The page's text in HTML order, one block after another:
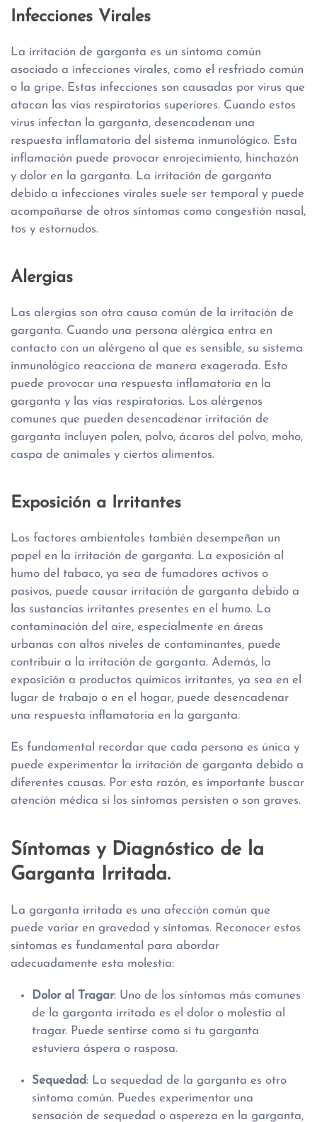
Infecciones Virales
La irritación de garganta es un síntoma común
asociado a infecciones virales, como el resfriado común
o la gripe. Estas infecciones son causadas por virus que
atacan las vías respiratorias superiores. Cuando estos
virus infectan la garganta, desencadenan una
respuesta inflamatoria del sistema inmunológico. Esta
inflamación puede provocar enrojecimiento, hinchazón
y dolor en la garganta. La irritación de garganta
debido a infecciones virales suele ser temporal y puede
acompañarse de otros síntomas como congestión nasal,
tos y estornudos.
Alergias
Las alergias son otra causa común de la irritación de
garganta. Cuando una persona alérgica entra en
contacto con un alérgeno al que es sensible, su sistema
inmunológico reacciona de manera exagerada. Esto
puede provocar una respuesta inflamatoria en la
garganta y las vías respiratorias. Los alérgenos
comunes que pueden desencadenar irritación de
garganta incluyen polen, polvo, ácaros del polvo, moho,
caspa de animales y ciertos alimentos.
Exposición a Irritantes
Los factores ambientales también desempeñan un
papel en la irritación de garganta. La exposición al
humo del tabaco, ya sea de fumadores activos o
pasivos, puede causar irritación de garganta debido a
las sustancias irritantes presentes en el humo. La
contaminación del aire, especialmente en áreas
urbanas con altos niveles de contaminantes, puede
contribuir a la irritación de garganta. Además, la
exposición a productos químicos irritantes, ya sea en el
lugar de trabajo o en el hogar, puede desencadenar
una respuesta inflamatoria en la garganta.
Es fundamental recordar que cada persona es única y
puede experimentar la irritación de garganta debido a
diferentes causas. Por esta razón, es importante buscar
atención médica si los síntomas persisten o son graves.
Síntomas y Diagnóstico de la
Garganta Irritada.
La garganta irritada es una afección común que
puede variar en gravedad y síntomas. Reconocer estos
síntomas es fundamental para abordar
adecuadamente esta molestia:
Dolor al Tragar: Uno de los síntomas más comunes
de la garganta irritada es el dolor o molestia al
tragar. Puede sentirse como si tu garganta
estuviera áspera o rasposa.
Sequedad: La sequedad de la garganta es otro
síntoma común. Puedes experimentar una
sensación de sequedad o aspereza en la garganta,